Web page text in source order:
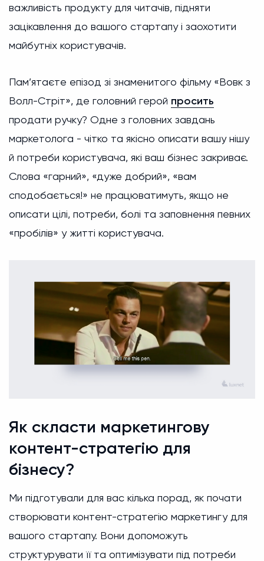
важливість продукту для читачів, підняти
зацікавлення до вашого стартапу і заохотити
майбутніх користувачів.
Пам’ятаєте епізод зі знаменитого фільму «Вовк з
Волл-Стріт», де головний герой просить
продати ручку? Одне з головних завдань
маркетолога - чітко та якісно описати вашу нішу
й потреби користувача, які ваш бізнес закриває.
Слова «гарний», «дуже добрий», «вам
сподобається!» не працюватимуть, якщо не
описати цілі, потреби, болі та заповнення певних
«пробілів» у житті користувача.
Як скласти маркетингову
контент-стратегію для
бізнесу?
Ми підготували для вас кілька порад, як почати
створювати контент-стратегію маркетингу для
вашого стартапу. Вони допоможуть
структурувати її та оптимізувати під потреби